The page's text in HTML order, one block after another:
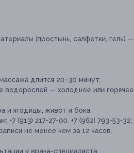
(простынь, салфетки, гель) —
длится 20–30 минут;
водорослей — холодное или горячее
и ягодицы, живот и бока;
+7 (913) 217-27-00, +7 (962) 793-53-32;
не менее чем за 12 часов.
у врача-специалиста